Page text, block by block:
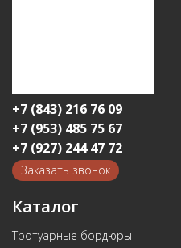
+7 (843) 216 76 09
+7 (953) 485 75 67
+7 (927) 244 47 72
Заказать звонок
Каталог
Тротуарные бордюры